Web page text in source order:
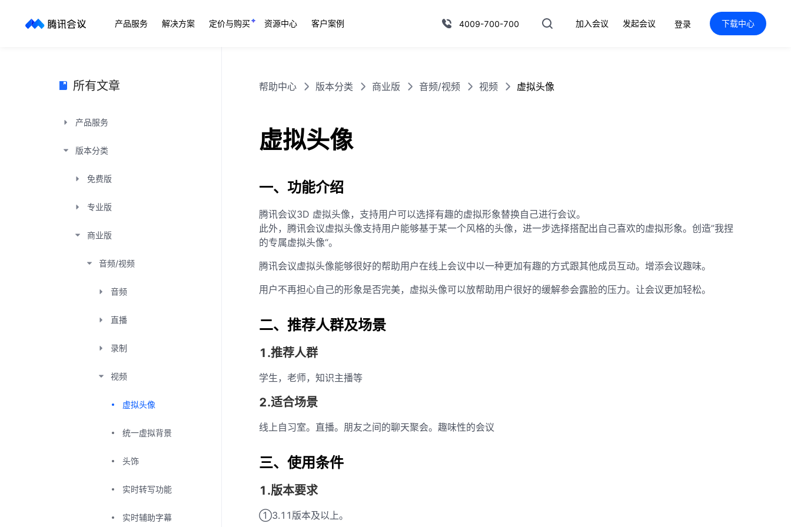
产品服务 解决方案 定价与购买 资源中心 客户案例 4009-700-700 加入会议 发起会议 登录 下载中心
所有文章
产品服务
版本分类
免费版
专业版
商业版
音频/视频
音频
直播
录制
视频
虚拟头像
统一虚拟背景
头饰
实时转写功能
实时辅助字幕
帮助中心 版本分类 商业版 音频/视频 视频 虚拟头像
虚拟头像
一、功能介绍
腾讯会议3D 虚拟头像，支持用户可以选择有趣的虚拟形象替换自己进行会议。
此外，腾讯会议虚拟头像支持用户能够基于某一个风格的头像，进一步选择搭配出自己喜欢的虚拟形象。创造”我捏
的专属虚拟头像“。
腾讯会议虚拟头像能够很好的帮助用户在线上会议中以一种更加有趣的方式跟其他成员互动。增添会议趣味。
用户不再担心自己的形象是否完美，虚拟头像可以放帮助用户很好的缓解参会露脸的压力。让会议更加轻松。
二、推荐人群及场景
1.推荐人群
学生，老师，知识主播等
2.适合场景
线上自习室。直播。朋友之间的聊天聚会。趣味性的会议
三、使用条件
1.版本要求
①3.11版本及以上。